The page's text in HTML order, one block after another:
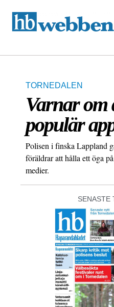
TORNEDALEN
Varnar om
populär
Polisen i finska Lappland
föräldrar att hålla ett öga
medier.
SENASTE